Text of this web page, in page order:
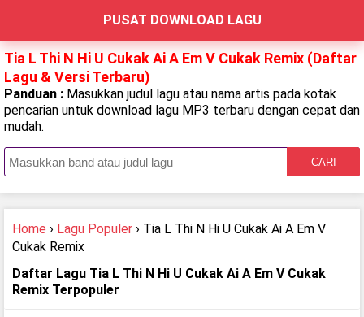
PUSAT DOWNLOAD LAGU
Tia L Thi N Hi U Cukak Ai A Em V Cukak Remix (Daftar
Lagu & Versi Terbaru)
Panduan : Masukkan judul lagu atau nama artis pada kotak
pencarian untuk download lagu MP3 terbaru dengan cepat dan
mudah.
CARI
Home › Lagu Populer › Tia L Thi N Hi U Cukak Ai A Em V
Cukak Remix
Daftar Lagu Tia L Thi N Hi U Cukak Ai A Em V Cukak
Remix Terpopuler